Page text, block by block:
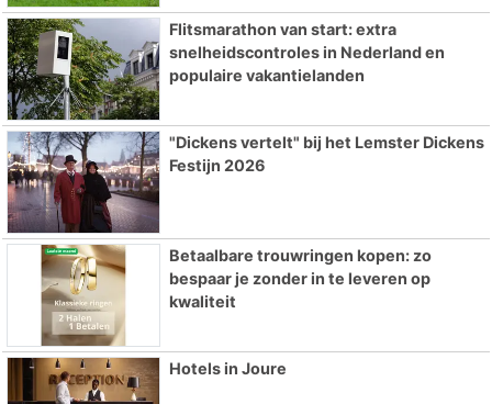
Flitsmarathon van start: extra
snelheidscontroles in Nederland en
populaire vakantielanden
"Dickens vertelt" bij het Lemster Dickens
Festijn 2026
Betaalbare trouwringen kopen: zo
bespaar je zonder in te leveren op
kwaliteit
Hotels in Joure